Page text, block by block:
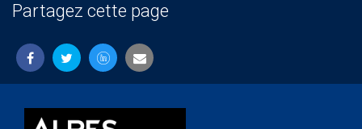
Partagez cette page